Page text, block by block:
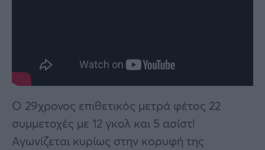
Ο 29χρονος επιθετικός μετρά φέτος 22
συμμετοχές με 12 γκολ και 5 ασίστ!
Αγωνίζεται κυρίως στην κορυφή της